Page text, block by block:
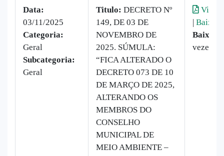
Data:
03/11/2025
Categoria:
Geral
Subcategoria:
Geral
Titulo: DECRETO Nº
149, DE 03 DE
NOVEMBRO DE
2025. SÚMULA:
“FICA ALTERADO O
DECRETO 073 DE 10
DE MARÇO DE 2025,
ALTERANDO OS
MEMBROS DO
CONSELHO
MUNICIPAL DE
MEIO AMBIENTE –
| Baixar
vezes